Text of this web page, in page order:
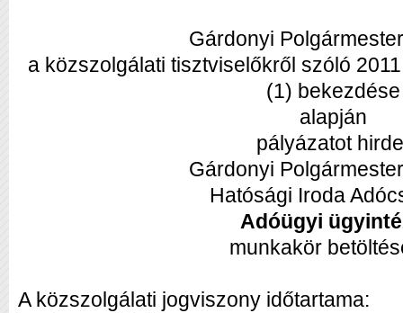
Gárdonyi
a közszolgálati tisztviselőkről szóló
(1) bekezdése
alapján
pályázatot
Gárdonyi
Hatósági Iroda
Adóügyi
munkakör
A közszolgálati jogviszony időtartama: